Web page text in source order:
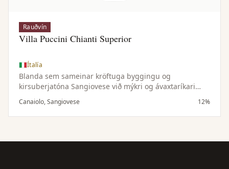
Rauðvín
Villa Puccini Chianti Superior
Ítalía
Blanda sem sameinar kröftuga byggingu og
kirsuberjatóna Sangiovese við mýkri og ávaxtaríkari
einkenni Canaiolo — samstillt og vel jafnvægisstillt vín.
Canaiolo, Sangiovese 12%